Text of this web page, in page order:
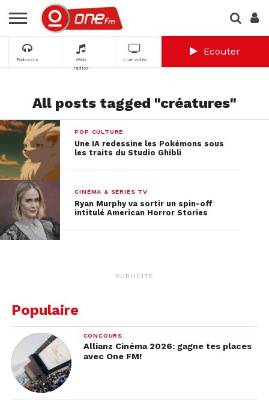
Podcasts
Web
radios
Live vidéo
Ecouter
All posts tagged "créatures"
POP CULTURE
Une IA redessine les Pokémons sous
les traits du Studio Ghibli
CINÉMA & SÉRIES TV
Ryan Murphy va sortir un spin-off
intitulé American Horror Stories
PUBLICITÉ
Populaire
CONCOURS
Allianz Cinéma 2026: gagne tes places
avec One FM!